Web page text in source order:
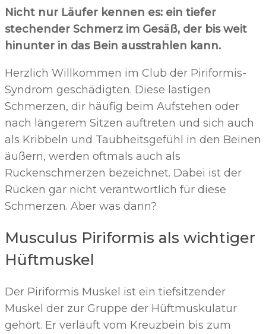
Nicht nur Läufer kennen es: ein tiefer
stechender Schmerz im Gesäß, der bis weit
hinunter in das Bein ausstrahlen kann.
Herzlich Willkommen im Club der Piriformis-
Syndrom geschädigten. Diese lästigen
Schmerzen, dir häufig beim Aufstehen oder
nach längerem Sitzen auftreten und sich auch
als Kribbeln und Taubheitsgefühl in den Beinen
äußern, werden oftmals auch als
Rückenschmerzen bezeichnet. Dabei ist der
Rücken gar nicht verantwortlich für diese
Schmerzen. Aber was dann?
Musculus Piriformis als wichtiger
Hüftmuskel
Der Piriformis Muskel ist ein tiefsitzender
Muskel der zur Gruppe der Hüftmuskulatur
gehört. Er verläuft vom Kreuzbein bis zum